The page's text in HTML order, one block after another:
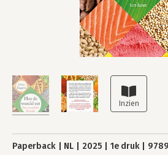
Paperback NL 2025 1e druk